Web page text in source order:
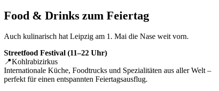
Food & Drinks zum Feiertag
Auch kulinarisch hat Leipzig am 1. Mai die Nase weit vorn.
Streetfood Festival (11–22 Uhr)
📍Kohlrabizirkus
Internationale Küche, Foodtrucks und Spezialitäten aus aller Welt –
perfekt für einen entspannten Feiertagsausflug.